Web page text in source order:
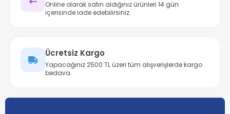
Online olarak satın aldığınız ürünleri 14 gün
içerisinde iade edebilirsiniz.
Ücretsiz Kargo
Yapacağınız 2500 TL üzeri tüm alışverişlerde kargo
bedava.